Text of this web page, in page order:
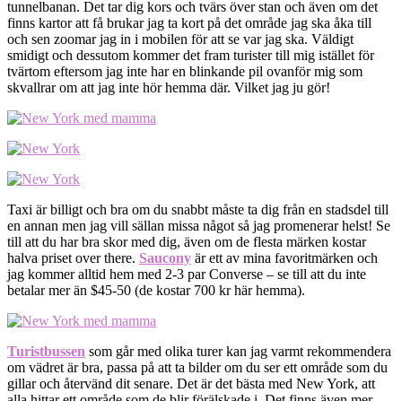
tunnelbanan. Det tar dig kors och tvärs över stan och även om det
finns kartor att få brukar jag ta kort på det område jag ska åka till
och sen zoomar jag in i mobilen för att se var jag ska. Väldigt
smidigt och dessutom kommer det fram turister till mig istället för
tvärtom eftersom jag inte har en blinkande pil ovanför mig som
skvallrar om att jag inte hör hemma där. Vilket jag ju gör!
Taxi är billigt och bra om du snabbt måste ta dig från en stadsdel till
en annan men jag vill sällan missa något så jag promenerar helst! Se
till att du har bra skor med dig, även om de flesta märken kostar
halva priset over there. Saucony är ett av mina favoritmärken och
jag kommer alltid hem med 2-3 par Converse – se till att du inte
betalar mer än $45-50 (de kostar 700 kr här hemma).
Turistbussen som går med olika turer kan jag varmt rekommendera
om vädret är bra, passa på att ta bilder om du ser ett område som du
gillar och återvänd dit senare. Det är det bästa med New York, att